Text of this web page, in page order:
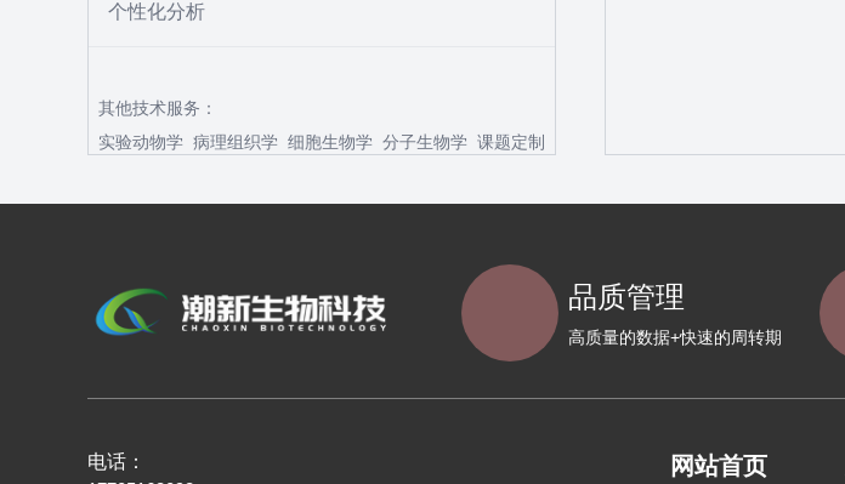
个性化分析
其他技术服务：
实验动物学 病理组织学 细胞生物学 分子生物学 课题定制
品质管理
高质量的数据+快速的周转期
电话：
网站首页